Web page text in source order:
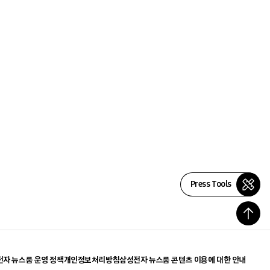
Press Tools
자 뉴스룸 운영 정책개인정보처리방침삼성전자 뉴스룸 콘텐츠 이용에 대한 안내